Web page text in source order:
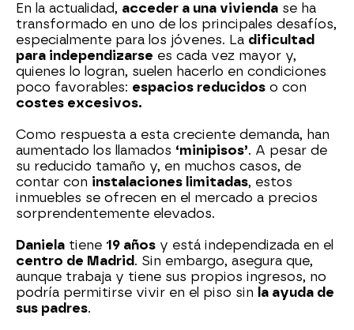
En la actualidad, acceder a una vivienda se ha
transformado en uno de los principales desafíos,
especialmente para los jóvenes. La dificultad
para independizarse es cada vez mayor y,
quienes lo logran, suelen hacerlo en condiciones
poco favorables: espacios reducidos o con
costes excesivos.
Como respuesta a esta creciente demanda, han
aumentado los llamados ‘minipisos’. A pesar de
su reducido tamaño y, en muchos casos, de
contar con instalaciones limitadas, estos
inmuebles se ofrecen en el mercado a precios
sorprendentemente elevados.
Daniela tiene 19 años y está independizada en el
centro de Madrid . Sin embargo, asegura que,
aunque trabaja y tiene sus propios ingresos, no
podría permitirse vivir en el piso sin la ayuda de
sus padres.